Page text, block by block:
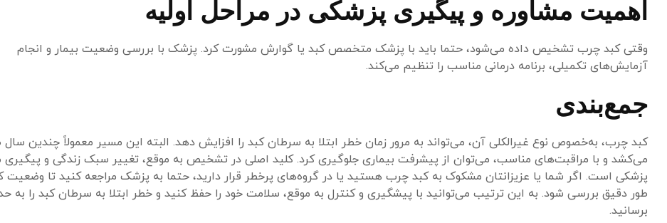
اهمیت مشاوره و پیگیری پزشکی در مراحل اولیه
وقتی کبد چرب تشخیص داده می‌شود، حتما باید با پزشک متخصص کبد یا گوارش مشورت کرد. پزشک با بررسی وضعیت بیمار و انجام
آزمایش‌های تکمیلی، برنامه درمانی مناسب را تنظیم می‌کند.
جمع‌بندی
کبد چرب، به‌خصوص نوع غیرالکلی آن، می‌تواند به مرور زمان خطر ابتلا به سرطان کبد را افزایش دهد. البته این مسیر معمولاً چندین
می‌کشد و با مراقبت‌های مناسب، می‌توان از پیشرفت بیماری جلوگیری کرد. کلید اصلی در تشخیص به موقع، تغییر سبک زندگی و پیگیری
پزشکی است. اگر شما یا عزیزانتان مشکوک به کبد چرب هستید یا در گروه‌های پرخطر قرار دارید، حتما به پزشک مراجعه کنید تا وضعیت
طور دقیق بررسی شود. به این ترتیب می‌توانید با پیشگیری و کنترل به موقع، سلامت خود را حفظ کنید و خطر ابتلا به سرطان کبد را به
برسانید.